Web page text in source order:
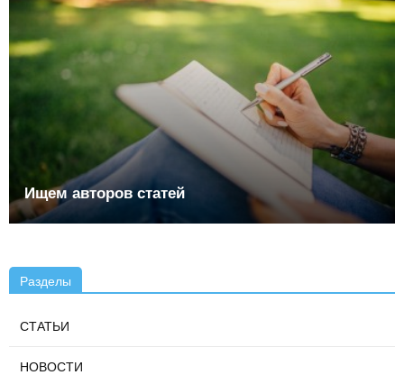
Ищем авторов статей
Разделы
СТАТЬИ
НОВОСТИ